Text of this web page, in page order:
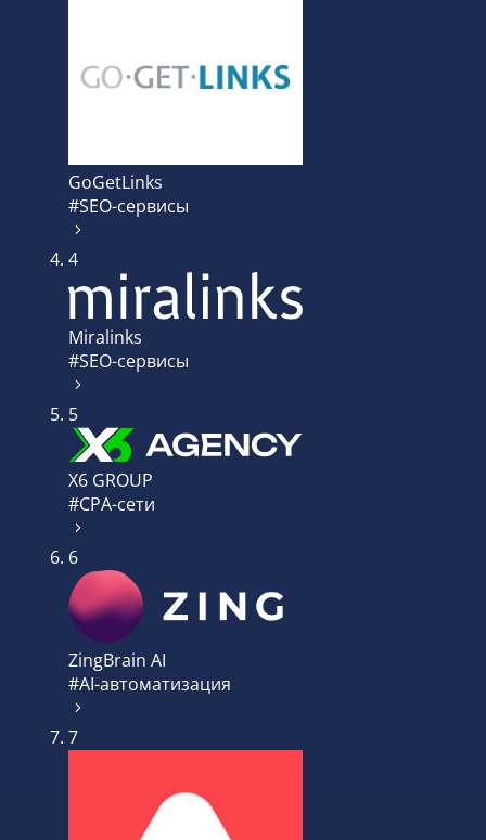
GoGetLinks
#SEO-сервисы
4
Miralinks
#SEO-сервисы
5
X6 GROUP
#CPA-сети
6
ZingBrain AI
#AI-автоматизация
7